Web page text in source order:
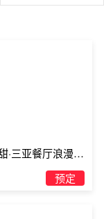
·三亚餐厅浪漫求
预定